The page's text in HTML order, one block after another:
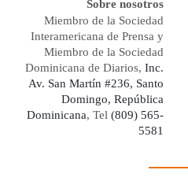
Sobre nosotros
Miembro de la Sociedad
Interamericana de Prensa y
Miembro de la Sociedad
Dominicana de Diarios, Inc.
Av. San Martín #236, Santo
Domingo, República
Dominicana, Tel (809) 565-
5581